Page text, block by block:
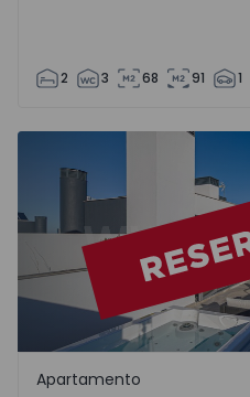
2 3 68 91 1
Apartamento T2 com
Quinta da Trindade, Seixal
Apartamento